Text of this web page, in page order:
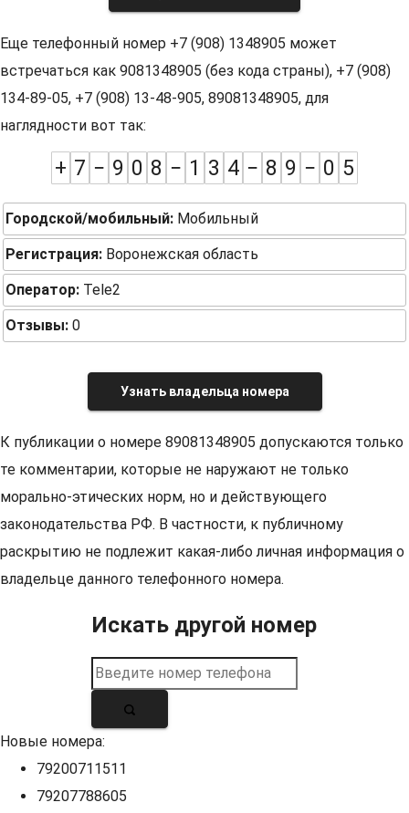
Еще телефонный номер +7 (908) 1348905 может
встречаться как 9081348905 (без кода страны), +7 (908)
134-89-05, +7 (908) 13-48-905, 89081348905, для
наглядности вот так:
+ 7 − 9 0 8 − 1 3 4 − 8 9 − 0 5
Городской/мобильный: Мобильный
Регистрация: Воронежская область
Оператор: Tele2
Отзывы: 0
Узнать владельца номера
К публикации о номере 89081348905 допускаются только
те комментарии, которые не наружают не только
морально-этических норм, но и действующего
законодательства РФ. В частности, к публичному
раскрытию не подлежит какая-либо личная информация о
владельце данного телефонного номера.
Искать другой номер
Новые номера:
79200711511
79207788605